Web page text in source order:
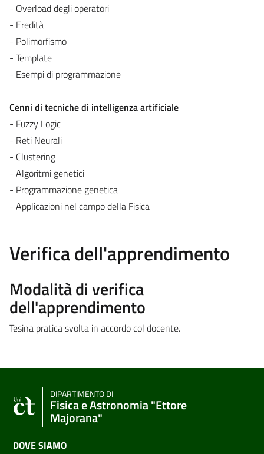
- Overload degli operatori
- Eredità
- Polimorfismo
- Template
- Esempi di programmazione
Cenni di tecniche di intelligenza artificiale
- Fuzzy Logic
- Reti Neurali
- Clustering
- Algoritmi genetici
- Programmazione genetica
- Applicazioni nel campo della Fisica
Verifica dell'apprendimento
Modalità di verifica
dell'apprendimento
Tesina pratica svolta in accordo col docente.
DIPARTIMENTO DI
Fisica e Astronomia "Ettore
Majorana"
DOVE SIAMO